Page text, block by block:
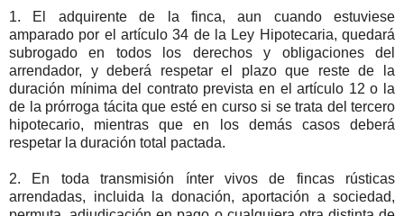
1. El adquirente de la finca, aun cuando estuviese
amparado por el artículo 34 de la Ley Hipotecaria, quedará
subrogado en todos los derechos y obligaciones del
arrendador, y deberá respetar el plazo que reste de la
duración mínima del contrato prevista en el artículo 12 o la
de la prórroga tácita que esté en curso si se trata del tercero
hipotecario, mientras que en los demás casos deberá
respetar la duración total pactada.
2. En toda transmisión ínter vivos de fincas rústicas
arrendadas, incluida la donación, aportación a sociedad,